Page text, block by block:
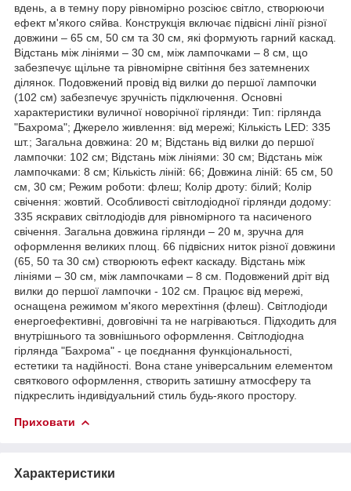
вдень, а в темну пору рівномірно розсіює світло, створюючи
ефект м'якого сяйва. Конструкція включає підвісні лінії різної
довжини – 65 см, 50 см та 30 см, які формують гарний каскад.
Відстань між лініями – 30 см, між лампочками – 8 см, що
забезпечує щільне та рівномірне світіння без затемнених
ділянок. Подовжений провід від вилки до першої лампочки
(102 см) забезпечує зручність підключення. Основні
характеристики вуличної новорічної гірлянди: Тип: гірлянда
"Бахрома"; Джерело живлення: від мережі; Кількість LED: 335
шт.; Загальна довжина: 20 м; Відстань від вилки до першої
лампочки: 102 см; Відстань між лініями: 30 см; Відстань між
лампочками: 8 см; Кількість ліній: 66; Довжина ліній: 65 см, 50
см, 30 см; Режим роботи: флеш; Колір дроту: білий; Колір
свічення: жовтий. Особливості світлодіодної гірлянди додому:
335 яскравих світлодіодів для рівномірного та насиченого
свічення. Загальна довжина гірлянди – 20 м, зручна для
оформлення великих площ. 66 підвісних ниток різної довжини
(65, 50 та 30 см) створюють ефект каскаду. Відстань між
лініями – 30 см, між лампочками – 8 см. Подовжений дріт від
вилки до першої лампочки - 102 см. Працює від мережі,
оснащена режимом м'якого мерехтіння (флеш). Світлодіоди
енергоефективні, довговічні та не нагріваються. Підходить для
внутрішнього та зовнішнього оформлення. Світлодіодна
гірлянда "Бахрома" - це поєднання функціональності,
естетики та надійності. Вона стане універсальним елементом
святкового оформлення, створить затишну атмосферу та
підкреслить індивідуальний стиль будь-якого простору.
Приховати
Характеристики